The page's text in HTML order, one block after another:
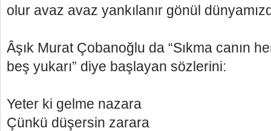
olur avaz avaz yankılanır gönül
Âşık Murat Çobanoğlu da “Sıkma canın
beş yukarı” diye başlayan sözlerini:
Yeter ki gelme nazara
Çünkü düşersin zarara